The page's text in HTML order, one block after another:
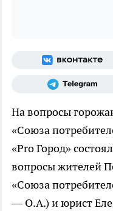
На вопросы
«Союза
«Pro Город»
вопросы жителей
«Союза
— О.А.) и юрист